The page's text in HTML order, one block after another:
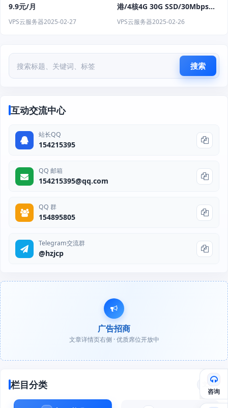
9.9元/月
VPS云服务器2025-02-27
港/4核4G 30G SSD/30Mbps无
限流量 拥有50+IP段
VPS云服务器2025-02-26
搜索
互动交流中心
站长QQ
154215395
QQ 邮箱
154215395@qq.com
QQ 群
154895805
Telegram交流群
@hzjcp
广告招商
文章详情页右侧 · 优质席位开放中
栏目分类 文章
咨询